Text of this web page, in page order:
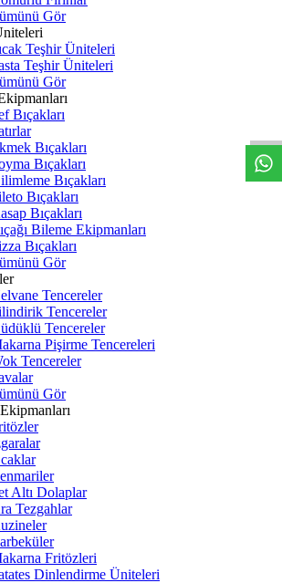
Gör
Teşhir Üniteleri
Teşhir Üniteleri
Gör
Bıçakları
Bıçakları
Bıçakları
Bıçakları
Bıçakları
Bıçakları
Bileme Ekipmanları
Bıçakları
Gör
Tencereler
Tencereler
Tencereler
Pişirme Tencereleri
Tencereler
Gör
Altı Dolaplar
Tezgahlar
Fritözleri
Dinlendirme Üniteleri